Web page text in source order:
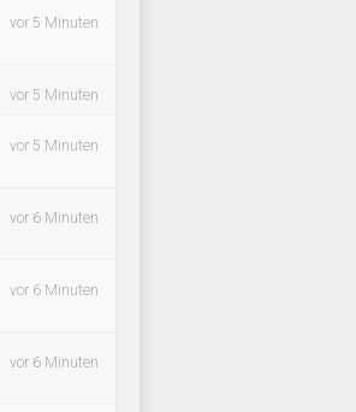
vor 5 Minuten
vor 5 Minuten
vor 5 Minuten
vor 6 Minuten
vor 6 Minuten
vor 6 Minuten